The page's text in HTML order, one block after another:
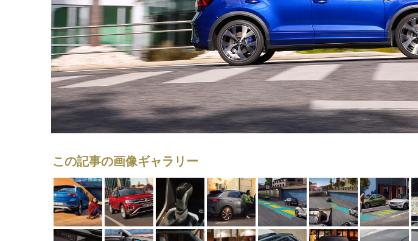
この記事の画像ギャラリー